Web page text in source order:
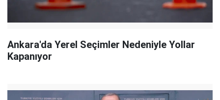
Ankara'da Yerel Seçimler Nedeniyle Yollar
Kapanıyor